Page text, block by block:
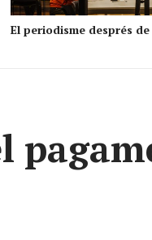
El periodisme després